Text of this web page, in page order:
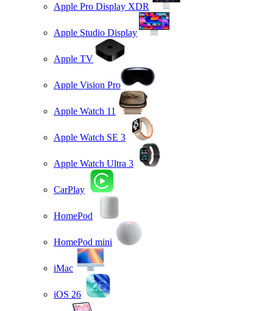
Apple Pro Display XDR
Apple Studio Display
Apple TV
Apple Vision Pro
Apple Watch 11
Apple Watch SE 3
Apple Watch Ultra 3
CarPlay
HomePod
HomePod mini
iMac
iOS 26